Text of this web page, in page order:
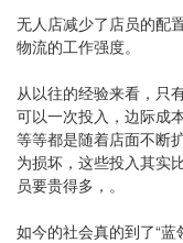
无人店减少了店员的配
物流的工作强度。
从以往的经验来看，只
可以一次投入，边际成
等等都是随着店面不断
为损坏，这些投入其实
员要贵得多，。
如今的社会真的到了“